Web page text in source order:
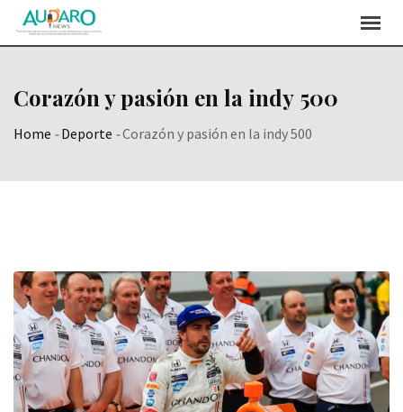
Corazón y pasión en la indy 500
Home -Deporte -Corazón y pasión en la indy 500